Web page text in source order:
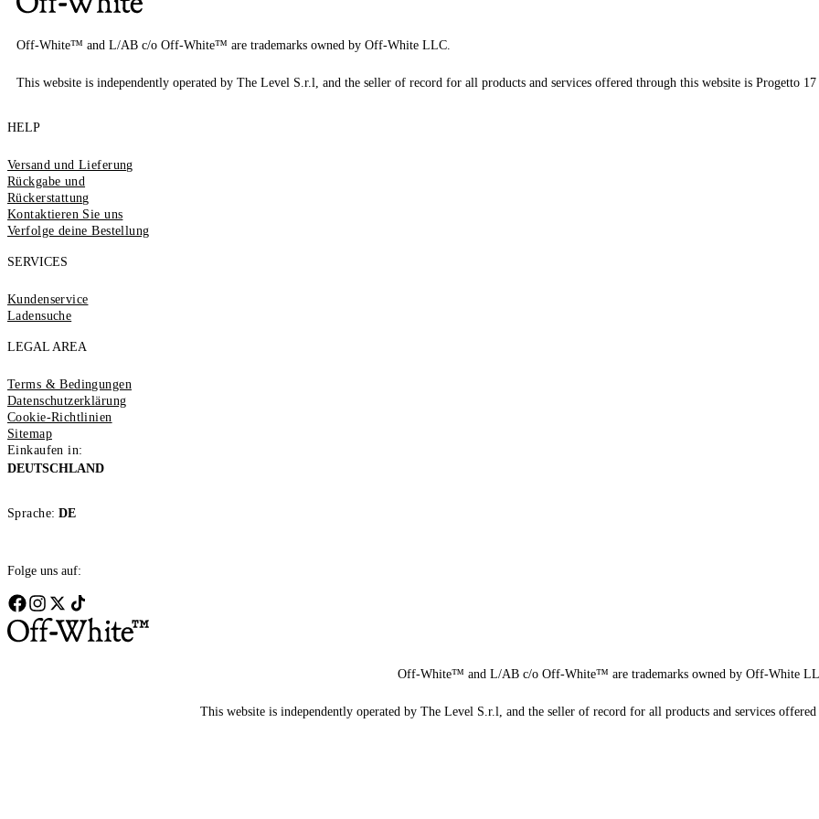
Off-White™ and L/AB c/o Off-White™ are trademarks owned by Off-White LLC.
This website is independently operated by The Level S.r.l, and the seller of record for all products and services offered through this website is Progetto 17
HELP
Versand und Lieferung
Rückgabe und
Rückerstattung
Kontaktieren Sie uns
Verfolge deine Bestellung
SERVICES
Kundenservice
Ladensuche
LEGAL AREA
Terms & Bedingungen
Datenschutzerklärung
Cookie-Richtlinien
Sitemap
Einkaufen in:
DEUTSCHLAND
Sprache: DE
Folge uns auf:
Off-White™ and L/AB c/o Off-White™ are trademarks owned by Off-White
This website is independently operated by The Level S.r.l, and the seller of record for all products and services